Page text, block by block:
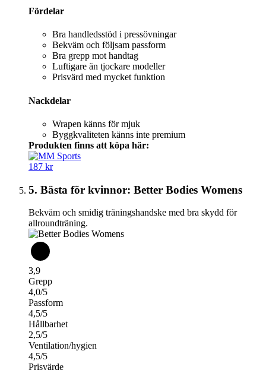
Fördelar
Bra handledsstöd i pressövningar
Bekväm och följsam passform
Bra grepp mot handtag
Luftigare än tjockare modeller
Prisvärd med mycket funktion
Nackdelar
Wrapen känns för mjuk
Byggkvaliteten känns inte premium
Produkten finns att köpa här:
187 kr
5. Bästa för kvinnor: Better Bodies Womens
Bekväm och smidig träningshandske med bra skydd för
allroundträning.
3,9
Grepp
4,0/5
Passform
4,5/5
Hållbarhet
2,5/5
Ventilation/hygien
4,5/5
Prisvärde